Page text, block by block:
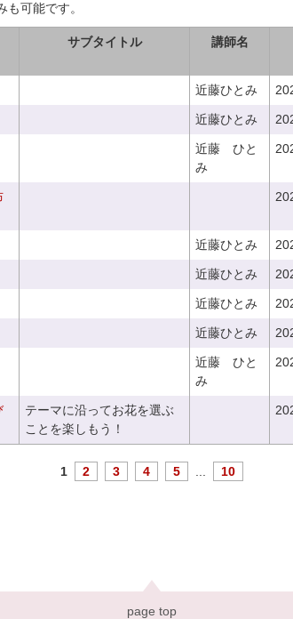
可能です。
サブタイトル 講師名
近藤ひとみ
近藤ひとみ
近藤 ひと
み
近藤ひとみ
近藤ひとみ
近藤ひとみ
近藤ひとみ
近藤 ひと
み
テーマに沿ってお花を選ぶ
ことを楽しもう！
1 2 3 4 5 10
page top